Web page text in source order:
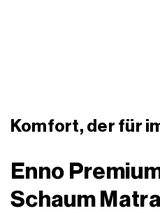
Komfort, der für
Enno
Schaum